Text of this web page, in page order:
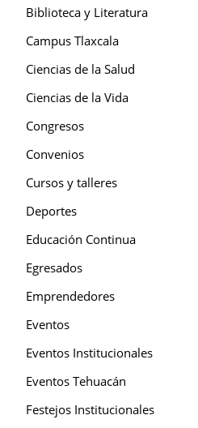
Biblioteca y Literatura
Campus Tlaxcala
Ciencias de la Salud
Ciencias de la Vida
Congresos
Convenios
Cursos y talleres
Deportes
Educación Continua
Egresados
Emprendedores
Eventos
Eventos Institucionales
Eventos Tehuacán
Festejos Institucionales